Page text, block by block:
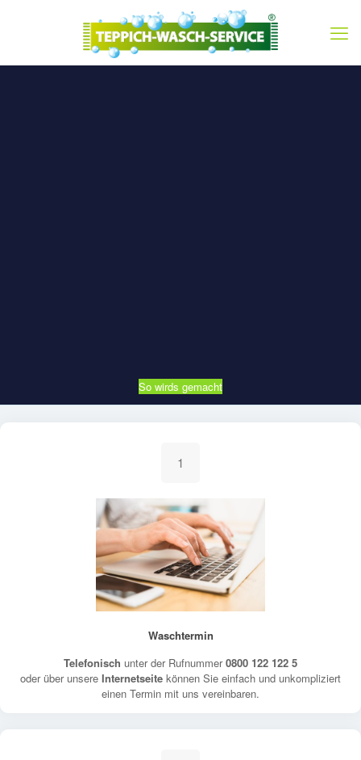
So wirds gemacht
1
Waschtermin
Telefonisch unter der Rufnummer0800 122 122 5
oder über unsere Internetseite können Sie einfach und unkompliziert
einen Termin mit uns vereinbaren.